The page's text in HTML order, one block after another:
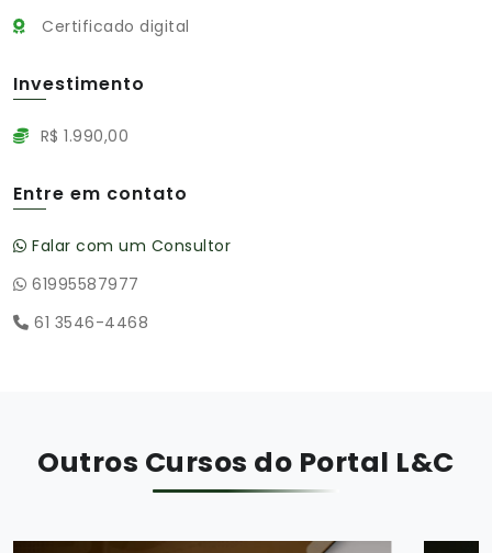
Certificado digital
Investimento
R$ 1.990,00
Entre em contato
Falar com um Consultor
61995587977
61 3546-4468
Outros Cursos do Portal L&C